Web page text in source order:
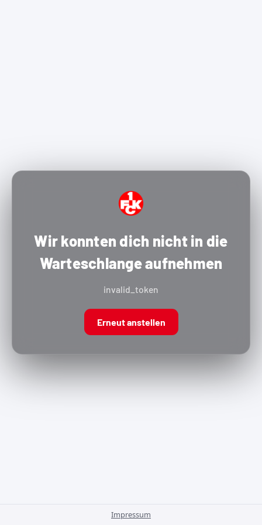
Wir konnten dich nicht in die
Warteschlange aufnehmen
invalid_token
Erneut anstellen
Impressum